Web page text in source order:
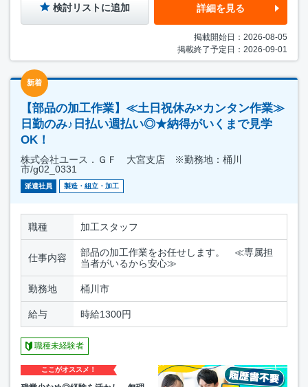
検討リストに追加 詳細を見る
掲載開始日：2026-08-05
掲載終了予定日：2026-09-01
新着
【部品の加工作業】≪土日祝休み×カンタン作業≫
日勤のみ♪日払い週払い◎★納得がいくまで見学
OK！
株式会社ユース．ＧＦ 大宮支店 ※勤務地：桶川
市/g02_0331
派遣社員 製造・組立・加工
職種 加工スタッフ
仕事内容
部品の加工作業をお任せします。 ≪専属担
当者がいるから安心≫
勤務地 桶川市
給与 時給1300円
職種未経験者
ここがオススメ！